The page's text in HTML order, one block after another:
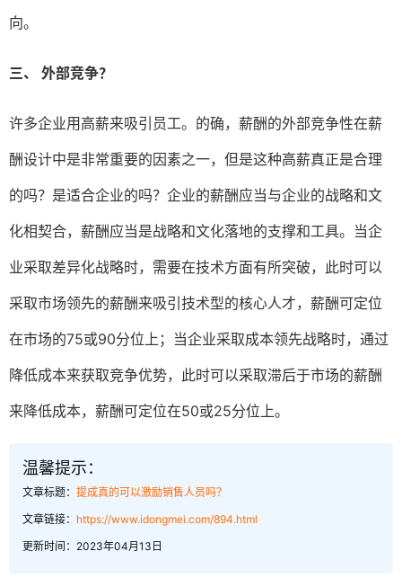
向。
三、 外部竞争？
许多企业用高薪来吸引员工。的确，薪酬的外部竞争性在薪
酬设计中是非常重要的因素之一，但是这种高薪真正是合理
的吗？是适合企业的吗？企业的薪酬应当与企业的战略和文
化相契合，薪酬应当是战略和文化落地的支撑和工具。当企
业采取差异化战略时，需要在技术方面有所突破，此时可以
采取市场领先的薪酬来吸引技术型的核心人才，薪酬可定位
在市场的75或90分位上；当企业采取成本领先战略时，通过
降低成本来获取竞争优势，此时可以采取滞后于市场的薪酬
来降低成本，薪酬可定位在50或25分位上。
温馨提示：
文章标题： 提成真的可以激励销售人员吗？
文章链接： https://www.idongmei.com/894.html
更新时间：2023年04月13日